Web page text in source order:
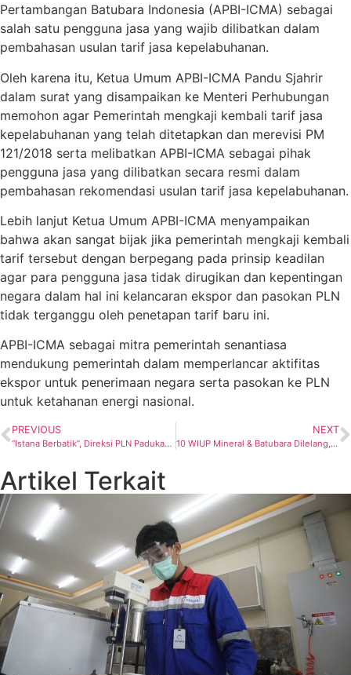
Pertambangan Batubara Indonesia (APBI-ICMA) sebagai
salah satu pengguna jasa yang wajib dilibatkan dalam
pembahasan usulan tarif jasa kepelabuhanan.
Oleh karena itu, Ketua Umum APBI-ICMA Pandu Sjahrir
dalam surat yang disampaikan ke Menteri Perhubungan
memohon agar Pemerintah mengkaji kembali tarif jasa
kepelabuhanan yang telah ditetapkan dan merevisi PM
121/2018 serta melibatkan APBI-ICMA sebagai pihak
pengguna jasa yang dilibatkan secara resmi dalam
pembahasan rekomendasi usulan tarif jasa kepelabuhanan.
Lebih lanjut Ketua Umum APBI-ICMA menyampaikan
bahwa akan sangat bijak jika pemerintah mengkaji kembali
tarif tersebut dengan berpegang pada prinsip keadilan
agar para pengguna jasa tidak dirugikan dan kepentingan
negara dalam hal ini kelancaran ekspor dan pasokan PLN
tidak terganggu oleh penetapan tarif baru ini.
APBI-ICMA sebagai mitra pemerintah senantiasa
mendukung pemerintah dalam memperlancar aktifitas
ekspor untuk penerimaan negara serta pasokan ke PLN
untuk ketahanan energi nasional.
PREVIOUS
“Istana Berbatik”, Direksi PLN Padukan Busana Adat Solo dan Yogyakarta di Hari Batik Nasional
NEXT
10 WIUP Mineral & Batubara Dilelang, Simak Syarat Ketentuannya!
Artikel Terkait